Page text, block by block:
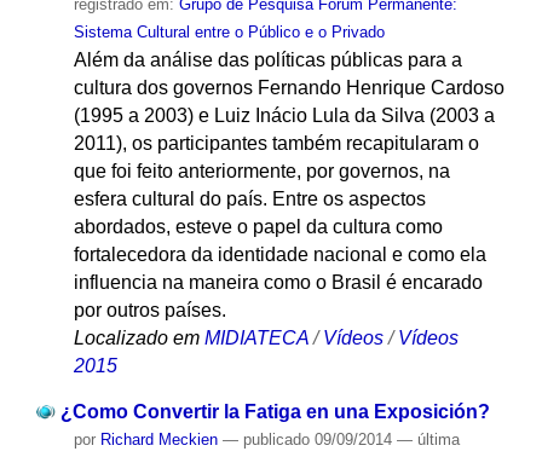
registrado em: Grupo de Pesquisa Fórum Permanente:
Sistema Cultural entre o Público e o Privado
Além da análise das políticas públicas para a
cultura dos governos Fernando Henrique Cardoso
(1995 a 2003) e Luiz Inácio Lula da Silva (2003 a
2011), os participantes também recapitularam o
que foi feito anteriormente, por governos, na
esfera cultural do país. Entre os aspectos
abordados, esteve o papel da cultura como
fortalecedora da identidade nacional e como ela
influencia na maneira como o Brasil é encarado
por outros países.
Localizado em MIDIATECA /Vídeos /Vídeos
2015
¿Como Convertir la Fatiga en una Exposición?
por Richard Meckien — publicado09/09/2014 — última